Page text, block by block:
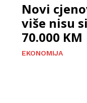
Novi
više nisu
70.000 KM
EKONOMIJA